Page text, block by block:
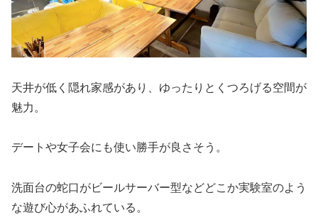
天井が低く隠れ家感があり、ゆったりとくつろげる空間が
魅力。
デートや女子会にも使い勝手が良さそう。
洗面台の蛇口がビールサーバー型などどこか実験室のよう
な遊び心があふれている。